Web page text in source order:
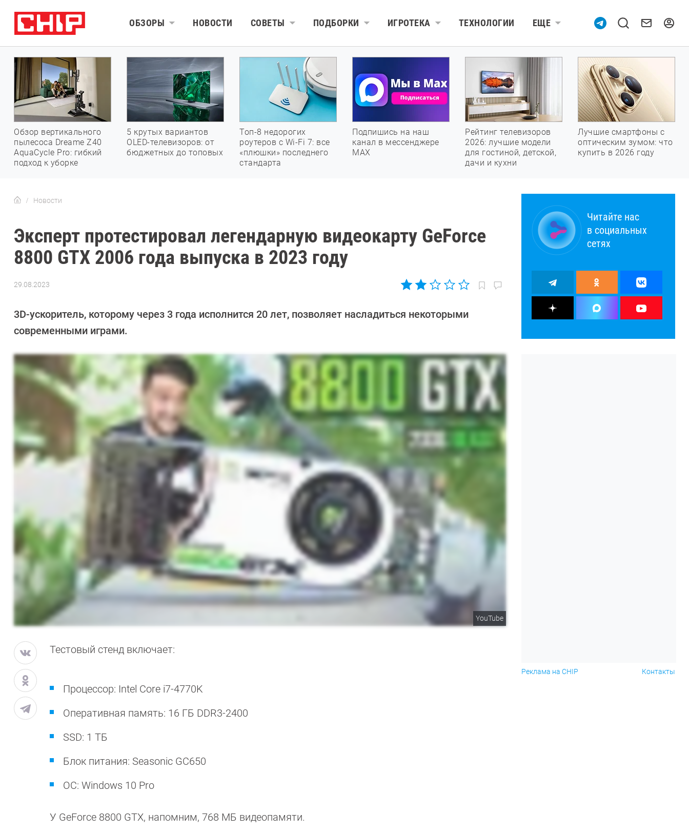
ОБЗОРЫ НОВОСТИ СОВЕТЫ ПОДБОРКИ ИГРОТЕКА ТЕХНОЛОГИИ ЕЩЕ
Обзор вертикального
пылесоса Dreame Z40
AquaCycle Pro: гибкий
подход к уборке
5 крутых вариантов
OLED-телевизоров: от
бюджетных до топовых
Топ-8 недорогих
роутеров с Wi-Fi 7: все
«плюшки» последнего
стандарта
Подпишись на наш
канал в мессенджере
МАХ
Рейтинг телевизоров
2026: лучшие модели
для гостиной, детской,
дачи и кухни
Лучшие смартфоны с
оптическим зумом: что
купить в 2026 году
Новости
Эксперт протестировал легендарную видеокарту GeForce
8800 GTX 2006 года выпуска в 2023 году
29.08.2023
Калашников
3D-ускоритель, которому через 3 года исполнится 20 лет, позволяет насладиться некоторыми
современными играми.
YouTube
Тестовый стенд включает:
Процессор: Intel Core i7-4770K
Оперативная память: 16 ГБ DDR3-2400
SSD: 1 ТБ
Блок питания: Seasonic GC650
ОС: Windows 10 Pro
У GeForce 8800 GTX, напомним, 768 МБ видеопамяти.
Читайте нас
в социальных
сетях
Реклама на CHIP Контакты